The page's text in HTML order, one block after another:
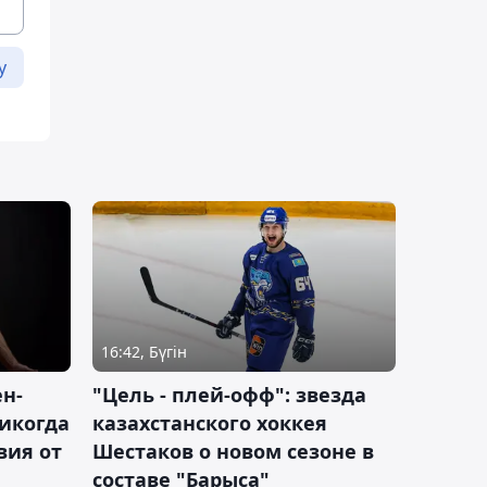
от
16:42, Бүгін
"Цель - плей-офф": звезда
казахстанского хоккея
Шестаков о новом сезоне в
составе "Барыса"